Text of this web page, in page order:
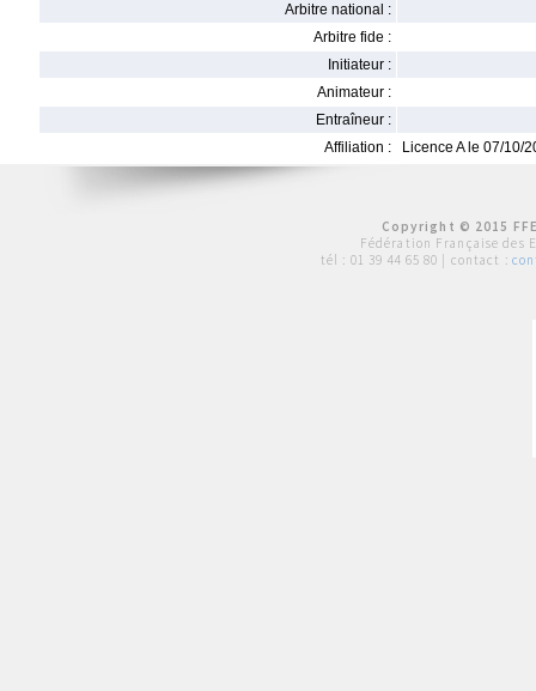
Arbitre national :
Arbitre fide :
Initiateur :
Animateur :
Entraîneur :
Affiliation :
Licence A le 07/10/
Copyright © 2015
Fédération Française des
tél : 01 39 44 65 80 | contact :